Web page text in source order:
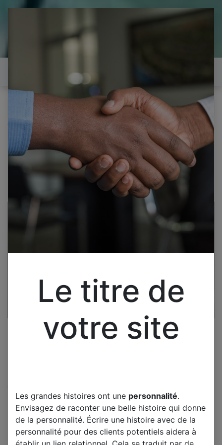
il est temps de
réparer...Electronique 66 est
heureux de vous aider
Tous les produits
THOMSON 49UD6206W 2 PIEDS AVEC 4 VIS
AVANT DEMONTAGE
THOMSON 49UD6206W 2
PIEDS AVEC 4 VIS AVANT
DEMONTAGE
Le titre de
votre site
Les grandes histoires ont une personnalité.
Envisagez de raconter une belle histoire qui donne
de la personnalité. Écrire une histoire avec de la
personnalité pour des clients potentiels aidera à